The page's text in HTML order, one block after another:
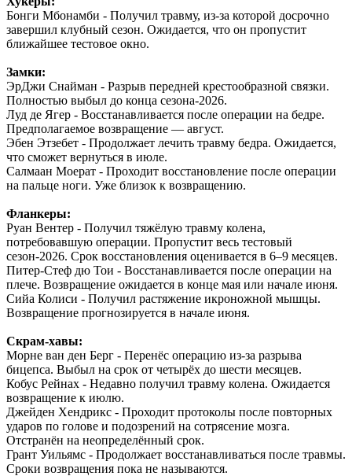
Бонги Мбонамби - Получил травму, из-за которой досрочно
завершил клубный сезон. Ожидается, что он пропустит
ближайшее тестовое окно.
Замки:
ЭрДжи Снайман - Разрыв передней крестообразной связки.
Полностью выбыл до конца сезона-2026.
Луд де Ягер - Восстанавливается после операции на бедре.
Предполагаемое возвращение — август.
Эбен Этзебет - Продолжает лечить травму бедра. Ожидается,
что сможет вернуться в июле.
Салмаан Моерат - Проходит восстановление после операции
на пальце ноги. Уже близок к возвращению.
Фланкеры:
Руан Вентер - Получил тяжёлую травму колена,
потребовавшую операции. Пропустит весь тестовый
сезон-2026. Срок восстановления оценивается в 6–9 месяцев.
Питер-Стеф дю Тои - Восстанавливается после операции на
плече. Возвращение ожидается в конце мая или начале июня.
Сийа Колиси - Получил растяжение икроножной мышцы.
Возвращение прогнозируется в начале июня.
Скрам-хавы:
Морне ван ден Берг - Перенёс операцию из-за разрыва
бицепса. Выбыл на срок от четырёх до шести месяцев.
Кобус Рейнах - Недавно получил травму колена. Ожидается
возвращение к июлю.
Джейден Хендрикс - Проходит протоколы после повторных
ударов по голове и подозрений на сотрясение мозга.
Отстранён на неопределённый срок.
Грант Уильямс - Продолжает восстанавливаться после травмы.
Сроки возвращения пока не называются.